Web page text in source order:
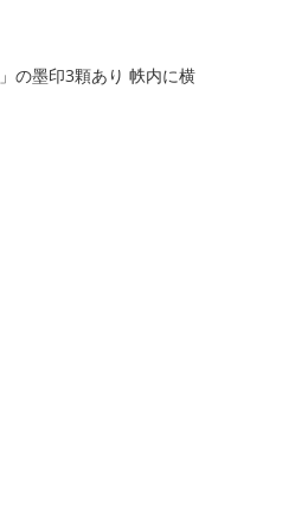
の墨印3顆あり 帙内に横